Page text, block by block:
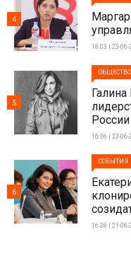
18:03 | 23-06-
4
ОБЩЕСТВО
России
16:36 | 23-06-
5
СОБЫТИЯ
16:38 | 21-06-
6